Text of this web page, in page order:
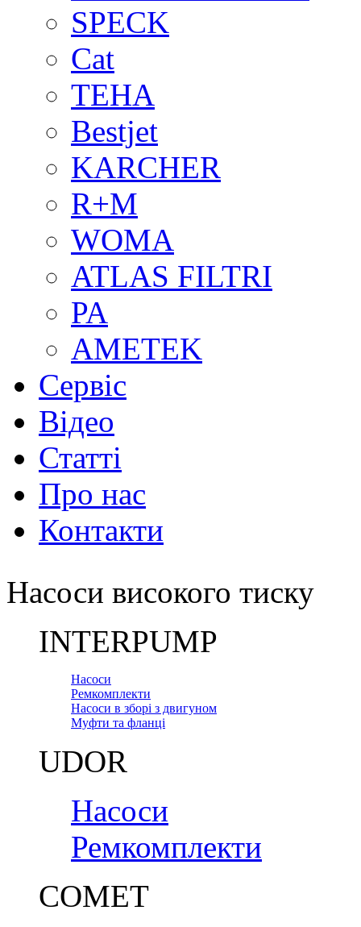
SPECK
Cat
TEHA
Bestjet
KARCHER
R+M
WOMA
ATLAS FILTRI
PA
AMETEK
Сервіс
Відео
Статті
Про нас
Контакти
Насоси високого тиску
INTERPUMP
Насоси
Ремкомплекти
Насоси в зборі з двигуном
Муфти та фланці
UDOR
Насоси
Ремкомплекти
COMET